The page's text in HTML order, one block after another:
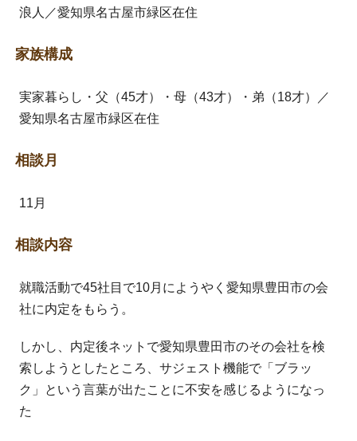
浪人／愛知県名古屋市緑区在住
家族構成
実家暮らし・父（45才）・母（43才）・弟（18才）／
愛知県名古屋市緑区在住
相談月
11月
相談内容
就職活動で45社目で10月にようやく愛知県豊田市の会
社に内定をもらう。
しかし、内定後ネットで愛知県豊田市のその会社を検
索しようとしたところ、サジェスト機能で「ブラッ
ク」という言葉が出たことに不安を感じるようになっ
た